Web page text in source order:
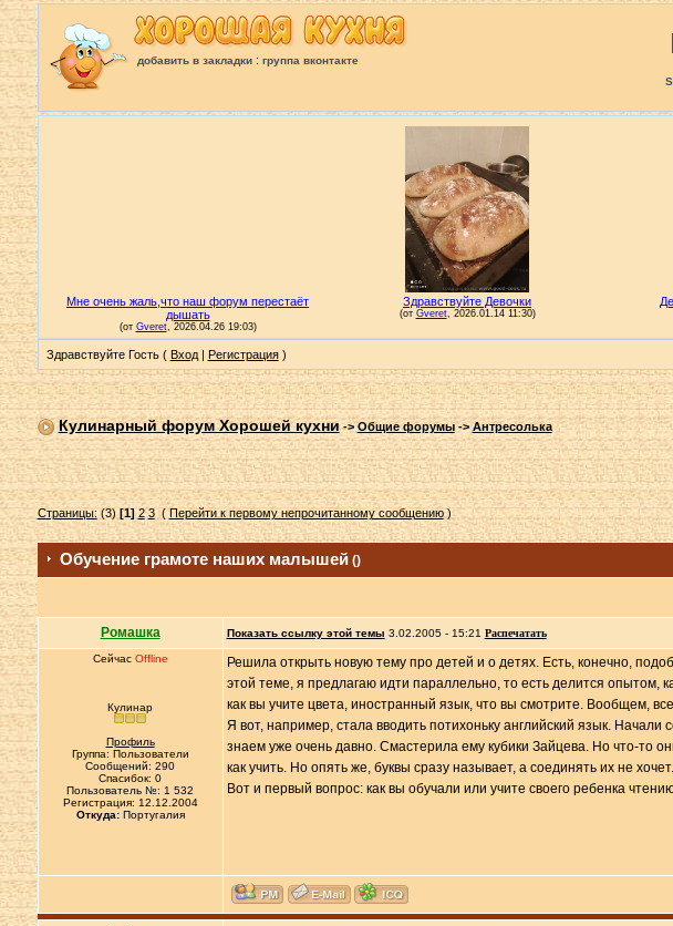
добавить в закладки: группа вконтакте
Здравствуйте Гость ( Вход| Регистрация)
Кулинарный форум Хорошей кухни->Общие форумы-> Антресолька
Страницы:(3)[1] 2 3(Перейти к первому непрочитанному сообщению)
Обучение грамоте наших малышей()
Ромашка Показать ссылку этой темы 3.02.2005 - 15:21 Распечатать
Сейчас Offline
Кулинар
Профиль
Группа: Пользователи
Сообщений: 290
Спасибок: 0
Пользователь №: 1 532
Регистрация: 12.12.2004
Откуда:Португалия
Решила открыть новую тему про детей и о детях. Есть, конечно,
этой теме, я предлагаю идти параллельно, то есть делится опытом,
как вы учите цвета, иностранный язык, что вы смотрите. Вообщем,
Я вот, например, стала вводить потихоньку английский язык.
знаем уже очень давно. Смастерила ему кубики Зайцева. Но что-то
как учить. Но опять же, буквы сразу называет, а соединять их не хочет.
Вот и первый вопрос: как вы обучали или учите своего ребенка